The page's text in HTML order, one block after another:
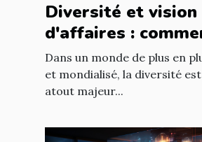
Diversité et vision
d'affaires :
équipe diversifiée
stimuler
Dans un monde de plus en
et mondialisé, la diversité
atout majeur...